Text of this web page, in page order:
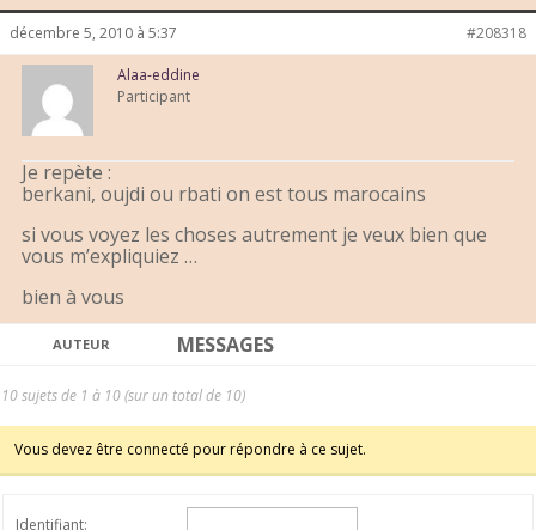
décembre 5, 2010 à 5:37 #208318
Alaa-eddine
Participant
Je repète :
berkani, oujdi ou rbati on est tous marocains
si vous voyez les choses autrement je veux bien que
vous m’expliquiez …
bien à vous
AUTEUR MESSAGES
10 sujets de 1 à 10 (sur un total de 10)
Vous devez être connecté pour répondre à ce sujet.
Identifiant: